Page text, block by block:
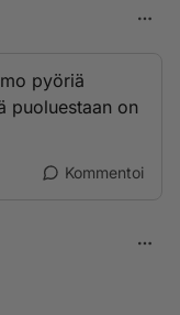
pyöriä
puoluestaan on
Kommentoi